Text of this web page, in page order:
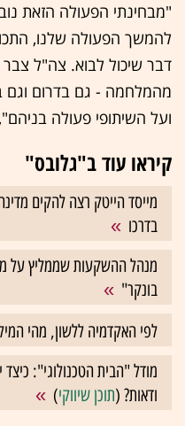
"מבחינתי הפעולה הזאת
להמשך הפעולה שלנו,
דבר שיכול לבוא. צה"ל צבר
מהמלחמה - גם בדרום וגם
ועל השיתופי פעולה
קיראו עוד ב"גלובס"
מייסד הייטק רצה להקים
בדרכו
מנהל ההשקעות שממליץ על
בונקר"
לפי האקדמיה ללשון, מהי
ודאות? (תוכן שיווקי)